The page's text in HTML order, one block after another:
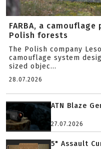
FARBA, a
Polish forests
The Polish company
camouflage system
sized objec...
28.07.2026
ATN Blaze
27.07.2026
5" Assault